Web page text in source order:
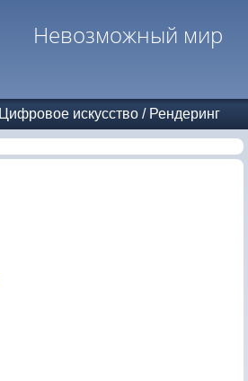
Невозможный мир
Цифровое искусство / Рендеринг